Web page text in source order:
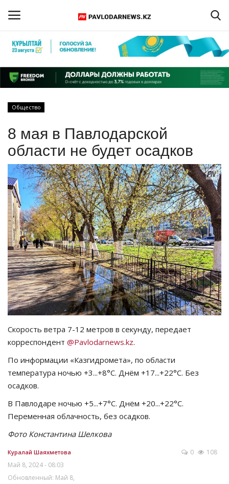
Регистрация
Главная
ПАВЛОДАРСКАЯ ОБЛАСТЬ
КАЗАХСТАН
МИР
СПЕЦПРОЕКТЫ
СПОРТ
Чек-лист
РАЗВЛЕЧЕНИЯ
OFFICIAL
Язык
Общество
8 мая в Павлодарской
области не будет осадков
Скорость ветра 7-12 метров в секунду, передает
корреспондент @Pavlodarnews.kz.
По информации «Казгидромета», по области
температура ночью +3...+8°C. Днём +17...+22°C. Без
осадков.
В Павлодаре ночью +5...+7°C. Днём +20...+22°C.
Переменная облачность, без осадков.
Фото Константина Шелкова
Куралай Шаяхметова
Май 8, 2024 - 08:03
Обновленный: Май 8,
0 108